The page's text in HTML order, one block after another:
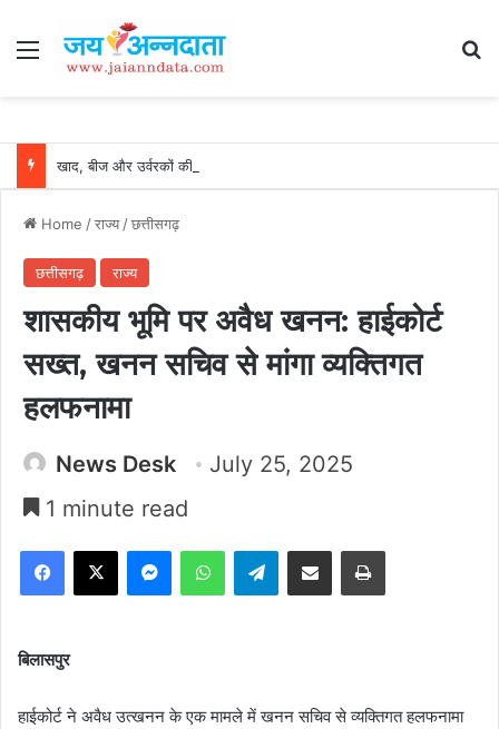
Menu
Home /राज्य/छत्तीसगढ़
छत्तीसगढ़ राज्य
शासकीय भूमि पर अवैध खनन: हाईकोर्ट
सख्त, खनन सचिव से मांगा व्यक्तिगत
हलफनामा
News Desk
July 25, 2025
1 minute read
Facebook
X MessengerWhatsAppTelegramShare via Email Print
बिलासपुर
हाईकोर्ट ने अवैध उत्खनन के एक मामले में खनन सचिव से व्यक्तिगत हलफनामा